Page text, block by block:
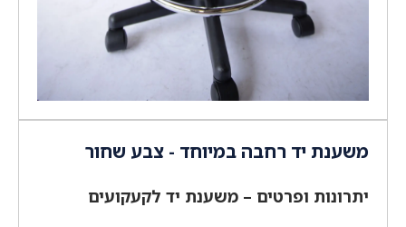
משענת יד רחבה במיוחד - צבע שחור
יתרונות ופרטים – משענת יד לקעקועים